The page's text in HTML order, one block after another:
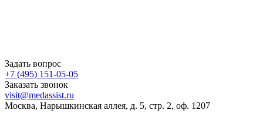
Задать вопрос
+7 (495) 151-05-05
Заказать звонок
visit@medassist.ru
Москва, Нарышкинская аллея, д. 5, стр. 2, оф. 1207